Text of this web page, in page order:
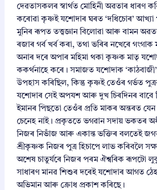
দেৱতাসকলৰ স্বাৰ্থত মোহিনী অৱতাৰ ধাৰণ
কৰোৱা কৃষ্ণই যশোদাৰ ঘৰত ‘দধিচোৰ’
মুনিৰ ৰূপত তত্ত্বজ্ঞান বিলোৱা আৰু বামন
ৰজাৰ গৰ্ব খৰ্ব কৰা, তথা ভৰিৰ নখেৰে গংগাক
অনাৰ দৰে অপাৰ মহিমা থকা কৃষ্ণক মাতৃ
ককৰ্থনাহে কৰে। সমাজত যশোদাক
উপহাস কৰিছিল, কিন্তু কৃষ্ণই তেওঁৰ গৰ্ভত
যশোদাৰ সেই অপযশ আৰু দুখ চিৰদিনৰ বাবে
ইমানৰ পিছতো তেওঁৰ প্ৰতি মাকৰ অন্তৰত
চেনেহ নাই। প্ৰকৃততে ভগৱান সদায় ভকতৰ
নিজৰ নিভাঁজ আৰু একান্ত ভক্তিৰ বলতেই
শ্ৰীকৃষ্ণক নিজৰ পুত্ৰ হিচাপে লাভ কৰিবলৈ
অশেষ চাতুৰ্যৰে নিজৰ পৰম ঐশ্বৰিক ৰূপটো
সাধাৰণ মানৱ শিশুৰ দৰেই যশোদাৰ আগত
অভিমান আৰু ক্ৰোধ প্ৰকাশ কৰিছে।